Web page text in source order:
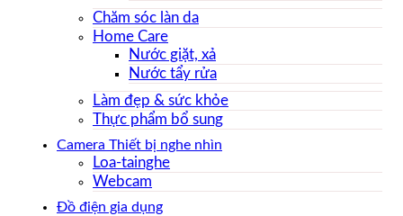
Chăm sóc làn da
Home Care
Nước giặt, xả
Nước tẩy rửa
Làm đẹp & sức khỏe
Thực phẩm bổ sung
Camera Thiết bị nghe nhìn
Loa-tainghe
Webcam
Đồ điện gia dụng